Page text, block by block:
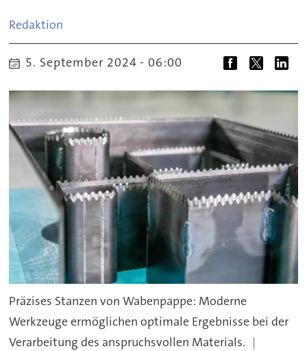
Redaktion
5. September 2024 - 06:00
Präzises Stanzen von Wabenpappe: Moderne
Werkzeuge ermöglichen optimale Ergebnisse bei der
Verarbeitung des anspruchsvollen Materials.